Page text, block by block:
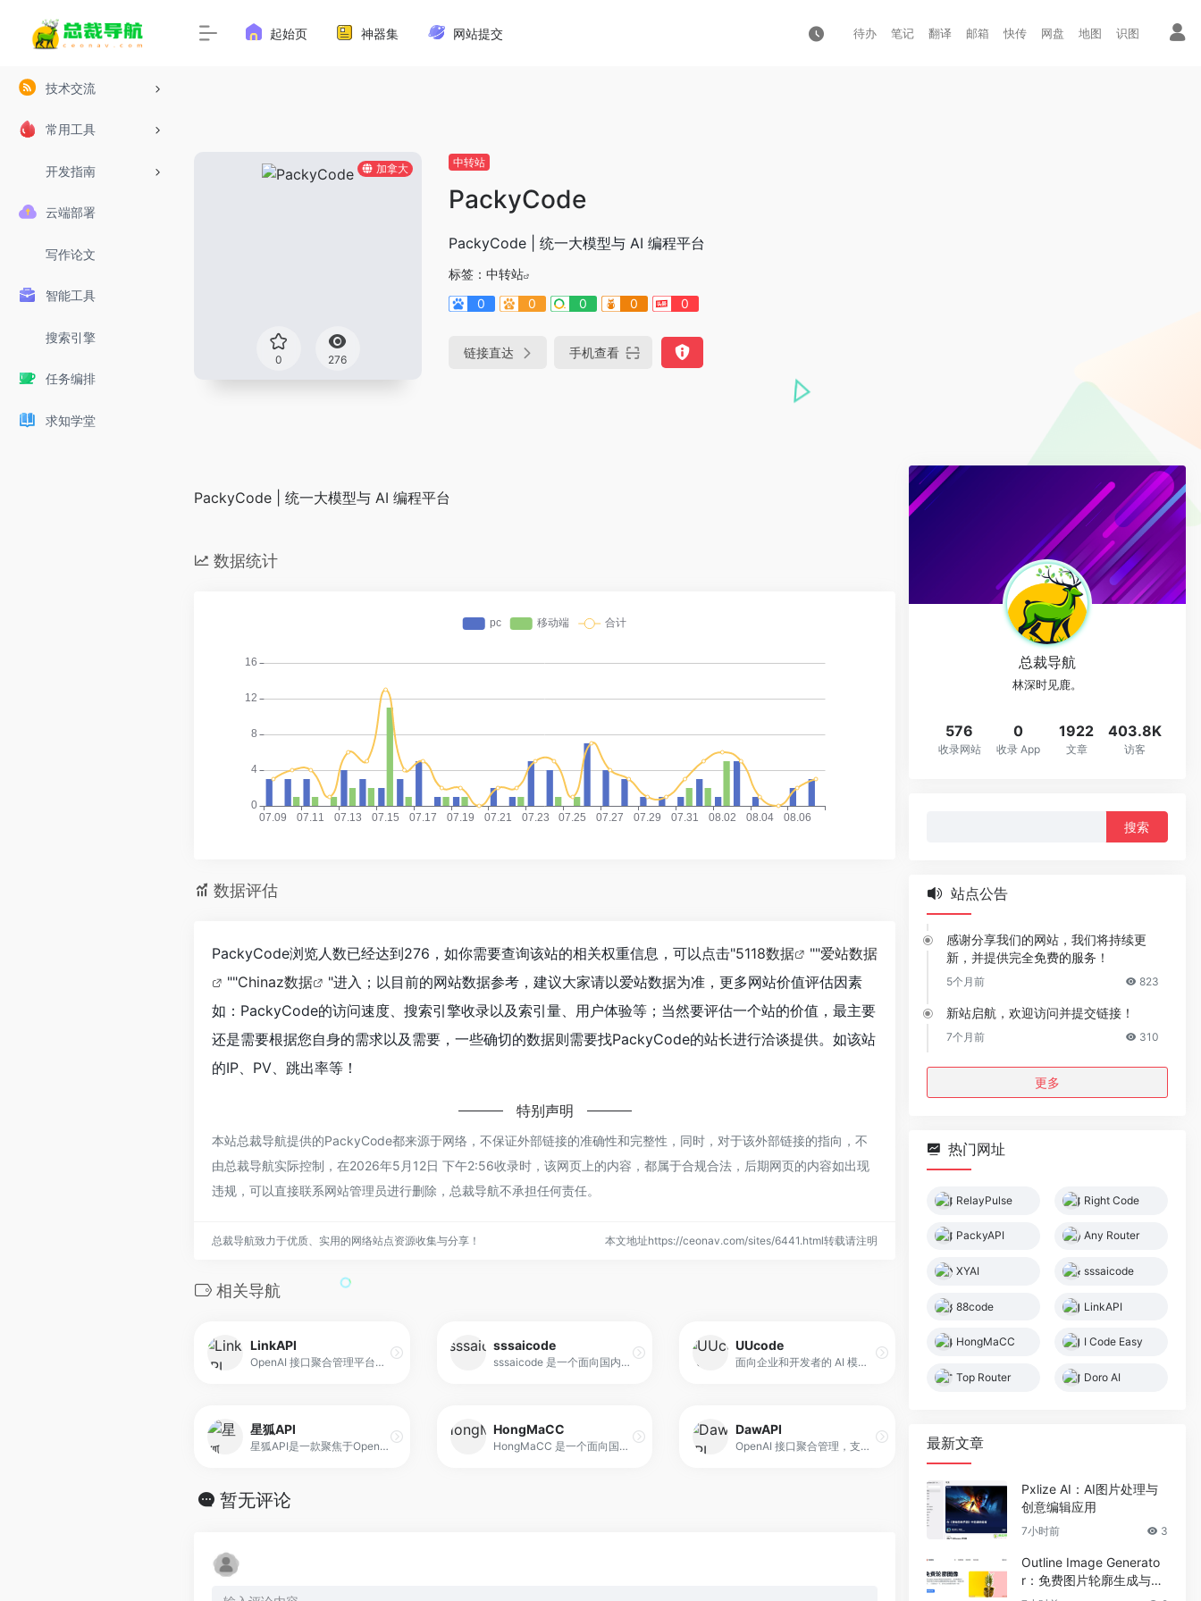
技术交流
常用工具
开发指南
云端部署
写作论文
智能工具
搜索引擎
任务编排
求知学堂
起始页 神器集 网站提交 待办 笔记 翻译 邮箱 快传 网盘 地图 识图
加拿大
0 276
中转站
PackyCode
PackyCode | 统一大模型与 AI 编程平台
标签： 中转站
0
0 0 0 0
链接直达 手机查看
PackyCode | 统一大模型与 AI 编程平台
数据统计
数据评估
PackyCode浏览人数已经达到276，如你需要查询该站的相关权重信息，可以点击"5118数据 ""爱站数据
""Chinaz数据
"进入；以目前的网站数据参考，建议大家请以爱站数据为准，更多网站价值评估因素
如：PackyCode的访问速度、搜索引擎收录以及索引量、用户体验等；当然要评估一个站的价值，最主要
还是需要根据您自身的需求以及需要，一些确切的数据则需要找PackyCode的站长进行洽谈提供。如该站
的IP、PV、跳出率等！
特别声明
本站总裁导航提供的PackyCode都来源于网络，不保证外部链接的准确性和完整性，同时，对于该外部链接的指向，不
由总裁导航实际控制，在2026年5月12日 下午2:56收录时，该网页上的内容，都属于合规合法，后期网页的内容如出现
违规，可以直接联系网站管理员进行删除，总裁导航不承担任何责任。
总裁导航致力于优质、实用的网络站点资源收集与分享！ 本文地址https://ceonav.com/sites/6441.html转载请注明
相关导航
LinkAPI
OpenAI 接口聚合管理平台，支持包括官方 OpenAI 与 Azure 在内的多种渠道，它通过统一入口对 API Key 进行集中管理，可用于接口的二次分发和调用控制。
sssaicode
sssaicode 是一个面向国内开发者的 AI Code 平台，提供对 Claude Code、CodeX、Gemini CLI 等官方工具的即刻体验。平台通过号池代理与国内直连链路，解决网络访问和稳定性问题，在保持官方使用方式的前提下，降低封号风险。
UUcode
面向企业和开发者的 AI 模型接入网关平台，通过统一接口整合 OpenAI、Anthropic 等顶尖实验室的模型成果，提供直连、低延迟、高并发的 API 服务。
星狐API
星狐API是一款聚焦于OpenAI接口聚合管理的中间层服务系统，支持对接包括Azure在内的多种AI模型渠道，实现统一鉴权、统一计费与Key集中管理。
HongMaCC
HongMaCC 是一个面向国内开发者的 AI API 中转服务平台，提供企业级稳定性和极速响应能力。平台聚合国内直连的 Claude Code、Codex、Gemini 等模型，通过分布式架构和智能路由优化，保障 99.9% 的可用性和毫秒级响应速度。
DawAPI
OpenAI 接口聚合管理，支持多种渠道包括 Azure，可用于二次分发管理 key，仅单可执行文件，已打包好 Docker 镜像，一键部署，开箱即用
暂无评论
总裁导航
林深时见鹿。
576
收录网站
0
收录 App
1922
文章
403.8K
访客
站点公告
感谢分享我们的网站，我们将持续更
新，并提供完全免费的服务！
5个月前 823
新站启航，欢迎访问并提交链接！
7个月前 310
更多
热门网址
RelayPulse Right Code
PackyAPI Any Router
XYAI sssaicode
88code LinkAPI
HongMaCC I Code Easy
Top Router Doro AI
最新文章
Pxlize AI：AI图片处理与
创意编辑应用
7小时前 3
Outline Image Generato
r：免费图片轮廓生成与在
线图像编辑工具